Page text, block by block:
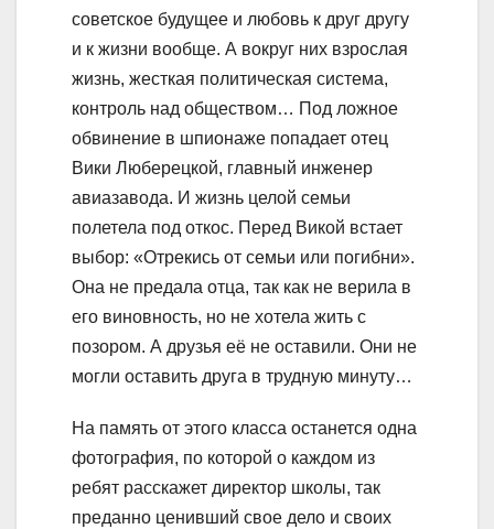
советское будущее и любовь к друг другу
и к жизни вообще. А вокруг них взрослая
жизнь, жесткая политическая система,
контроль над обществом… Под ложное
обвинение в шпионаже попадает отец
Вики Люберецкой, главный инженер
авиазавода. И жизнь целой семьи
полетела под откос. Перед Викой встает
выбор: «Отрекись от семьи или погибни».
Она не предала отца, так как не верила в
его виновность, но не хотела жить с
позором. А друзья её не оставили. Они не
могли оставить друга в трудную минуту…
На память от этого класса останется одна
фотография, по которой о каждом из
ребят расскажет директор школы, так
преданно ценивший свое дело и своих